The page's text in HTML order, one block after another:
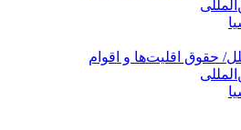
حقوق اقلیت‌ها و اقوام